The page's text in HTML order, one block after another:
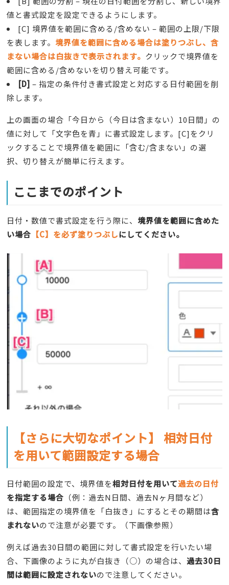
値と書式設定を設定できるようにします。
[C] 境界値を範囲に含める/含めない – 範囲の上限/下限
を表します。 境界値を範囲に含める場合は塗りつぶし、含
まない場合は白抜きで表示されます。 クリックで境界値を
範囲に含める/含めないを切り替え可能です。
[D]– 指定の条件付き書式設定と対応する日付範囲を削
除します。
上の画面の場合「今日から（今日は含まない）10日間」の
値に対して「文字色を青」に書式設定します。[C]をクリ
ックすることで境界値を範囲に「含む/含まない」の選
択、切り替えが簡単に行えます。
ここまでのポイント
日付・数値で書式設定を行う際に、 境界値を範囲に含めた
い場合 【C】を必ず塗りつぶしにしてください。
【さらに大切なポイント】 相対日付
を用いて範囲設定する場合
日付範囲の設定で、境界値を相対日付を用いて過去の日付
を指定する場合 （例：過去N日間、過去Nヶ月間など）
は、範囲指定の境界値を「白抜き」にするとその期間は含
まれないので注意が必要です。（下画像参照）
例えば過去30日間の範囲に対して書式設定を行いたい場
合、下画像のように丸が白抜き（○）の場合は、過去30日
間は範囲に設定されないので注意してください。